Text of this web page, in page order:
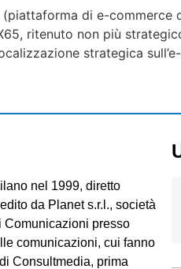
di e-commerce
ritenuto non più
strategica
nel 1999, diretto
da Planet s.r.l., società
Comunicazioni presso
comunicazioni, cui fanno
Consultmedia, prima